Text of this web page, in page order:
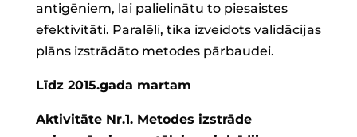
antigēniem, lai palielinātu to piesaistes
efektivitāti. Paralēli, tika izveidots validācijas
plāns izstrādāto metodes pārbaudei.
Līdz 2015.gada martam
Aktivitāte Nr.1. Metodes izstrāde